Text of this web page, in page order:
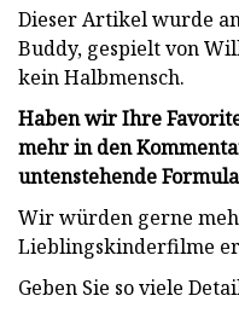
Dieser Artikel wurde
Buddy, gespielt von
kein Halbmensch.
Haben wir Ihre
mehr in den
untenstehende
Wir würden gerne
Lieblingskinderfilme
Geben Sie so viele